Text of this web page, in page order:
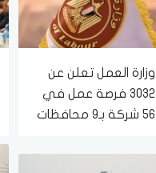
وزارة العمل تعلن عن
3032 فرصة عمل في
56 شركة بـ9 محافظات